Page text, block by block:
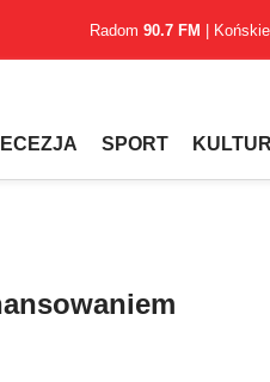
Radom 90.7 FM |
SPORT